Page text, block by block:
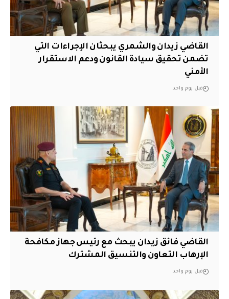
القاضي زيدان والشمري يبحثان الإجراءات التي
تضمن تحقيق سيادة القانون ودعم الاستقرار
الأمني
قبل يوم واحد
القاضي فائق زيدان يبحث مع رئيس جهاز مكافحة
الإرهاب التعاون والتنسيق المشترك
قبل يوم واحد